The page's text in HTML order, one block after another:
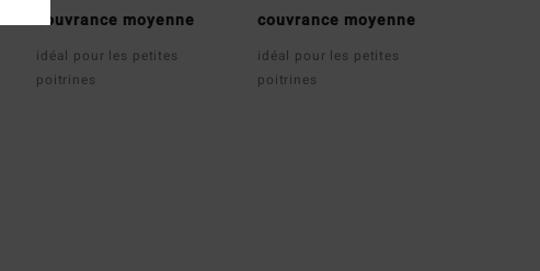
couvrance moyenne
idéal pour les petites
poitrines
couvrance moyenne
idéal pour les petites
poitrines